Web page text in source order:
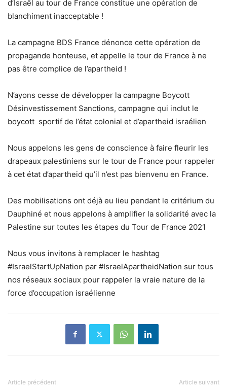
d’Israël au tour de France constitue une opération de
blanchiment inacceptable !
La campagne BDS France dénonce cette opération de
propagande honteuse, et appelle le tour de France à ne
pas être complice de l’apartheid !
N’ayons cesse de développer la campagne Boycott
Désinvestissement Sanctions, campagne qui inclut le
boycott sportif de l’état colonial et d’apartheid israélien
Nous appelons les gens de conscience à faire fleurir les
drapeaux palestiniens sur le tour de France pour rappeler
à cet état d’apartheid qu’il n’est pas bienvenu en France.
Des mobilisations ont déjà eu lieu pendant le critérium du
Dauphiné et nous appelons à amplifier la solidarité avec la
Palestine sur toutes les étapes du Tour de France 2021
Nous vous invitons à remplacer le hashtag
#IsraelStartUpNation par #IsraelApartheidNation sur tous
nos réseaux sociaux pour rappeler la vraie nature de la
force d’occupation israélienne
Article précédent Article suivant